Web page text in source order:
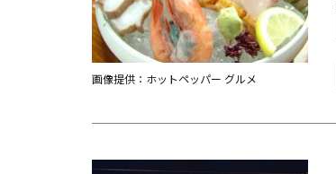
画像提供：ホットペッパー グルメ